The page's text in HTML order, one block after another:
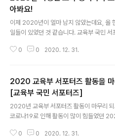
아봐요!
이제 2020년이 얼마 남지 않았는데요, 올
일들이 있었던 것 같습니다. 교육부 국민 서
취를 따라가보며 지난 한 해를 되돌아볼까
0 0 2020. 12. 31.
2020 교육부 서포터즈 활동을 마
[교육부 국민 서포터즈]
2020년 교육부 서포터즈 활동이 마무리
코로나19로 인해 활동이 많이 힘들었던
노력 덕분에 교육정책을 널리 알릴 수 있었
0 0 2020. 12. 31.